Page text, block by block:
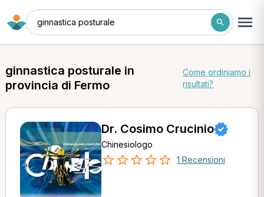
ginnastica posturale
ginnastica posturale in
provincia di Fermo
Come ordiniamo i
risultati?
Dr. Cosimo Crucinio
Chinesiologo
1 Recensioni